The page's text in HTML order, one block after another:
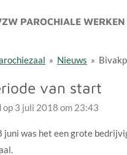
PAROCHIALE WERKEN
» Nieuws »
van start
op 3 juli 2018 om 23:43
juni was het een grote